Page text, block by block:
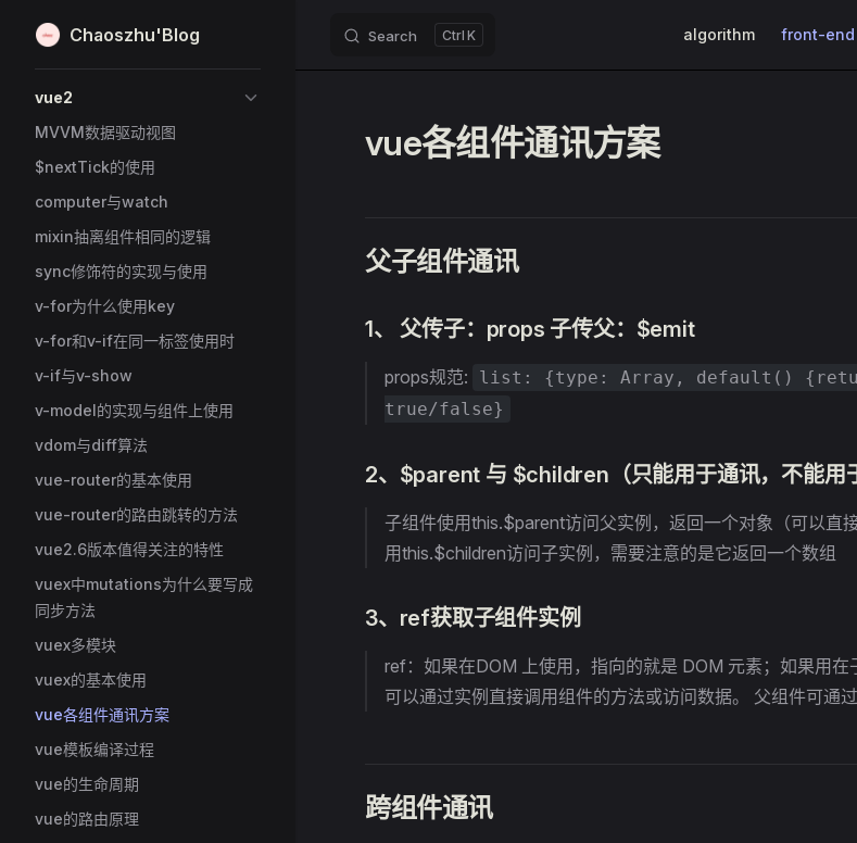
Skip to content
Chaoszhu'Blog Search K algorithm front-end
vue2
MVVM数据驱动视图
$nextTick的使用
computer与watch
mixin抽离组件相同的逻辑
sync修饰符的实现与使用
v-for为什么使用key
v-for和v-if在同一标签使用时
v-if与v-show
v-model的实现与组件上使用
vdom与diff算法
vue-router的基本使用
vue-router的路由跳转的方法
vue2.6版本值得关注的特性
vuex中mutations为什么要写成
同步方法
vuex多模块
vuex的基本使用
vue各组件通讯方案
vue模板编译过程
vue的生命周期
vue的路由原理
vue各组件通讯方案
父子组件通讯
1、 父传子：props 子传父：$emit
props规范:
list: {type: Array, default()
true/false}
2、$parent 与 $children（只能用于通讯，不能用
子组件使用this.$parent访问父实例，返回一个对象（可以直
用this.$children访问子实例，需要注意的是它返回一个数组
3、ref获取子组件实例
ref：如果在DOM 上使用，指向的就是 DOM 元素；如果用在
可以通过实例直接调用组件的方法或访问数据。 父组件可通
跨组件通讯